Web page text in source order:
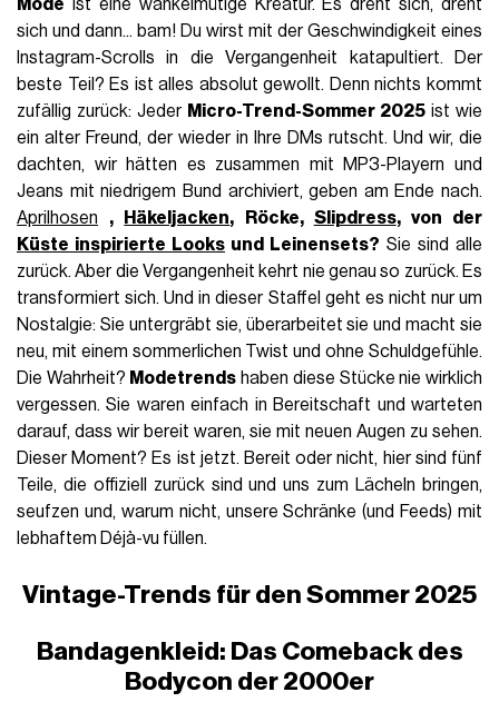
Mode ist eine wankelmütige Kreatur. Es dreht sich, dreht
sich und dann... bam! Du wirst mit der Geschwindigkeit eines
Instagram-Scrolls in die Vergangenheit katapultiert. Der
beste Teil? Es ist alles absolut gewollt. Denn nichts kommt
zufällig zurück: Jeder Micro-Trend-Sommer 2025 ist wie
ein alter Freund, der wieder in Ihre DMs rutscht. Und wir, die
dachten, wir hätten es zusammen mit MP3-Playern und
Jeans mit niedrigem Bund archiviert, geben am Ende nach.
Aprilhosen
, Häkeljacken, Röcke, Slipdress, von der
Küste inspirierte Looks und Leinensets? Sie sind alle
zurück. Aber die Vergangenheit kehrt nie genau so zurück. Es
transformiert sich. Und in dieser Staffel geht es nicht nur um
Nostalgie: Sie untergräbt sie, überarbeitet sie und macht sie
neu, mit einem sommerlichen Twist und ohne Schuldgefühle.
Die Wahrheit? Modetrends haben diese Stücke nie wirklich
vergessen. Sie waren einfach in Bereitschaft und warteten
darauf, dass wir bereit waren, sie mit neuen Augen zu sehen.
Dieser Moment? Es ist jetzt. Bereit oder nicht, hier sind fünf
Teile, die offiziell zurück sind und uns zum Lächeln bringen,
seufzen und, warum nicht, unsere Schränke (und Feeds) mit
lebhaftem Déjà-vu füllen.
Vintage-Trends für den Sommer 2025
Bandagenkleid: Das Comeback des
Bodycon der 2000er